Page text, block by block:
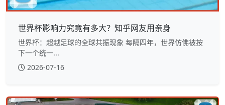
世界杯影响力究竟有多大？知乎网友用亲身
世界杯：超越足球的全球共振现象 每隔四年，世界仿佛被按
下一个统一...
2026-07-16